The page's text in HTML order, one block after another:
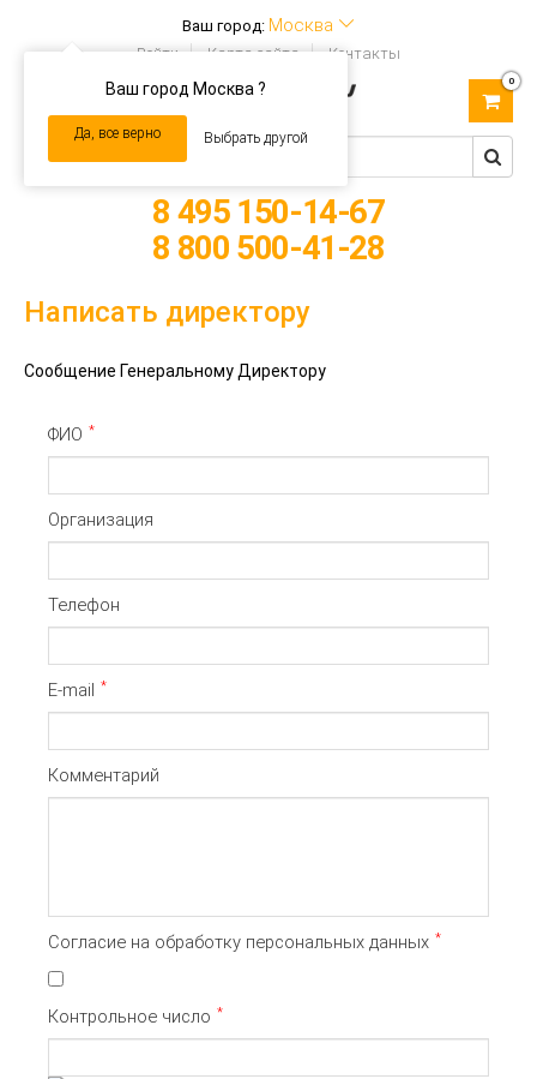
Ваш город: Москва
Ваш город Москва ?
Да, все верно Выбрать другой
Войти Карта сайта Контакты
navigation
0
8 495 150-14-67
8 800 500-41-28
Написать директору
Сообщение Генеральному Директору
ФИО *
Организация
Телефон
E-mail *
Комментарий
Согласие на обработку персональных данных *
Контрольное число *